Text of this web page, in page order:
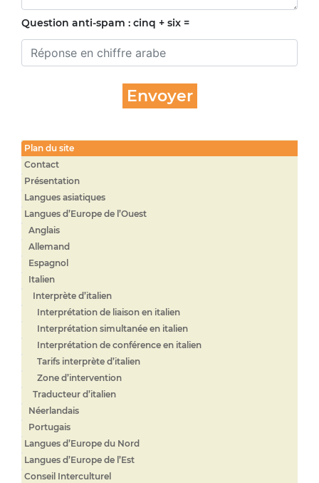
Question anti-spam : cinq + six =
Plan du site
Contact
Présentation
Langues asiatiques
Langues d’Europe de l’Ouest
Anglais
Allemand
Espagnol
Italien
Interprète d’italien
Interprétation de liaison en italien
Interprétation simultanée en italien
Interprétation de conférence en italien
Tarifs interprète d’italien
Zone d’intervention
Traducteur d’italien
Néerlandais
Portugais
Langues d’Europe du Nord
Langues d’Europe de l’Est
Conseil Interculturel